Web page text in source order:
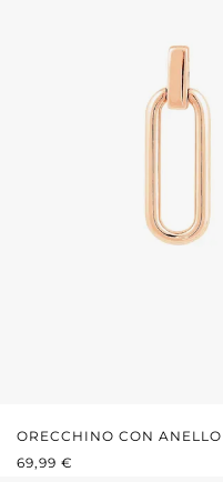
ORECCHINO CON ANELLO
PREZZO NORMALE:
69,99 €